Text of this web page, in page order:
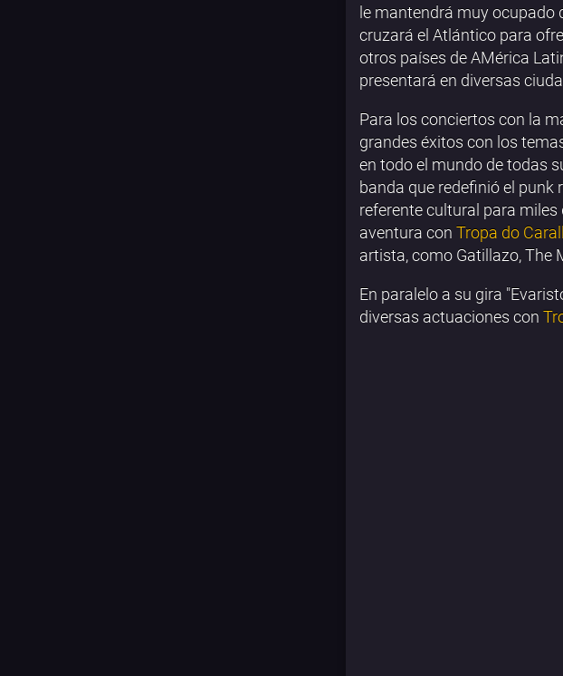
le mantendrá muy ocupado
cruzará el Atlántico para
otros países de AMérica
presentará en diversas
Para los conciertos con la
grandes éxitos con los
en todo el mundo de todas
banda que redefinió el punk
referente cultural para
aventura con Tropa do
artista, como Gatillazo, The
En paralelo a su gira
diversas actuaciones con